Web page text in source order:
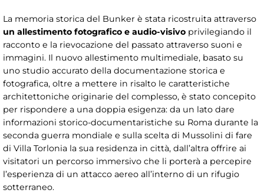
La memoria storica del Bunker è stata ricostruita attraverso
un allestimento fotografico e audio-visivo privilegiando il
racconto e la rievocazione del passato attraverso suoni e
immagini. Il nuovo allestimento multimediale, basato su
uno studio accurato della documentazione storica e
fotografica, oltre a mettere in risalto le caratteristiche
architettoniche originarie del complesso, è stato concepito
per rispondere a una doppia esigenza: da un lato dare
informazioni storico-documentaristiche su Roma durante la
seconda guerra mondiale e sulla scelta di Mussolini di fare
di Villa Torlonia la sua residenza in città, dall’altra offrire ai
visitatori un percorso immersivo che li porterà a percepire
l’esperienza di un attacco aereo all’interno di un rifugio
sotterraneo.